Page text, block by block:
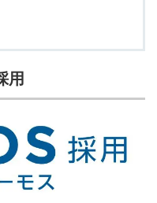
用